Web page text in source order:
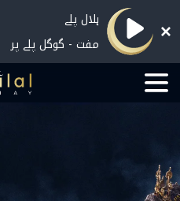
ہلال پلے
مفت - گوگل پلے پر